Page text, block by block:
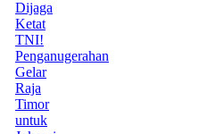
Dijaga
Ketat
TNI!
Penganugerahan
Gelar
Raja
Timor
untuk